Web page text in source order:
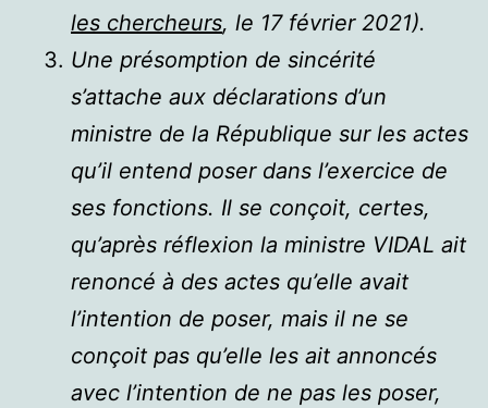
les chercheurs, le 17 février 2021).
Une présomption de sincérité
s’attache aux déclarations d’un
ministre de la République sur les actes
qu’il entend poser dans l’exercice de
ses fonctions. Il se conçoit, certes,
qu’après réflexion la ministre VIDAL ait
renoncé à des actes qu’elle avait
l’intention de poser, mais il ne se
conçoit pas qu’elle les ait annoncés
avec l’intention de ne pas les poser,